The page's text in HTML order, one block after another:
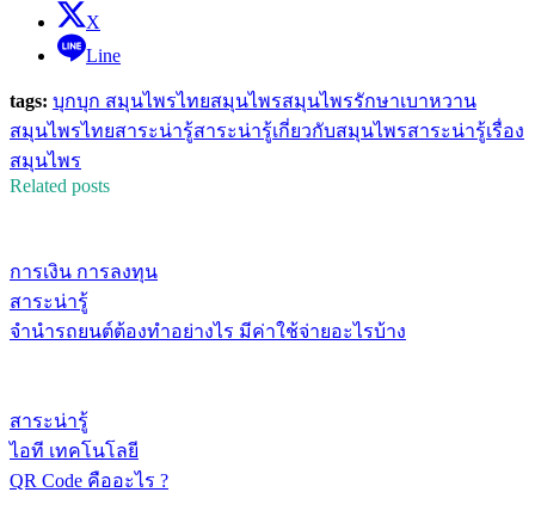
X
Line
tags: บุกบุก สมุนไพรไทยสมุนไพรสมุนไพรรักษาเบาหวาน
สมุนไพรไทยสาระน่ารู้สาระน่ารู้เกี่ยวกับสมุนไพรสาระน่ารู้เรื่อง
สมุนไพร
Related posts
การเงิน การลงทุน
สาระน่ารู้
จำนำรถยนต์ต้องทำอย่างไร มีค่าใช้จ่ายอะไรบ้าง
สาระน่ารู้
ไอที เทคโนโลยี
QR Code คืออะไร ?